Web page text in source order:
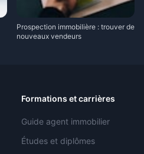
Prospection immobilière : trouver de
nouveaux vendeurs
Formations et carrières
Guide agent immobilier
Études et diplômes